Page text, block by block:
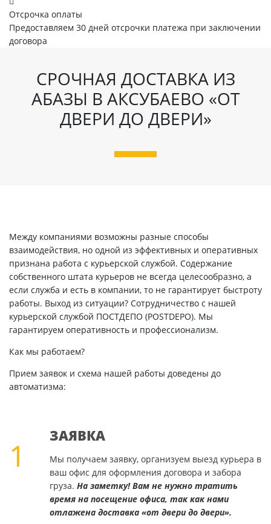
Отсрочка оплаты
Предоставляем 30 дней отсрочки платежа при заключении
договора
СРОЧНАЯ ДОСТАВКА ИЗ
АБАЗЫ В АКСУБАЕВО «ОТ
ДВЕРИ ДО ДВЕРИ»
Между компаниями возможны разные способы
взаимодействия, но одной из эффективных и оперативных
признана работа с курьерской службой. Содержание
собственного штата курьеров не всегда целесообразно, а
если служба и есть в компании, то не гарантирует быстроту
работы. Выход из ситуации? Сотрудничество с нашей
курьерской службой ПОСТДЕПО (POSTDEPO). Мы
гарантируем оперативность и профессионализм.
Как мы работаем?
Прием заявок и схема нашей работы доведены до
автоматизма:
1
ЗАЯВКА
Мы получаем заявку, организуем выезд курьера в
ваш офис для оформления договора и забора
груза. На заметку! Вам не нужно тратить
время на посещение офиса, так как нами
отлажена доставка «от двери до двери».